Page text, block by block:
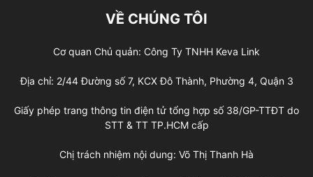
VỀ CHÚNG TÔI
Cơ quan Chủ quản: Công Ty TNHH Keva Link
Địa chỉ: 2/44 Đường số 7, KCX Đô Thành, Phường 4, Quận 3
Giấy phép trang thông tin điện tử tổng hợp số 38/GP-TTĐT do
STT & TT TP.HCM cấp
Chị trách nhiệm nội dung: Võ Thị Thanh Hà